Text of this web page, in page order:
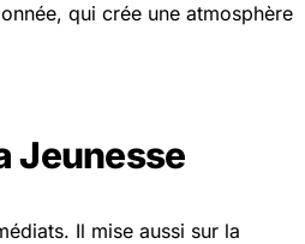
qui crée une atmosphère
Jeunesse
Il mise aussi sur la